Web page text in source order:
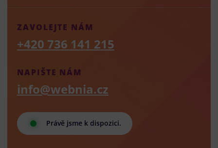
Právě jsme k dispozici.
NAPIŠTE NÁM
info@webnia.cz
ZAVOLEJTE NÁM
+420 736 141 215